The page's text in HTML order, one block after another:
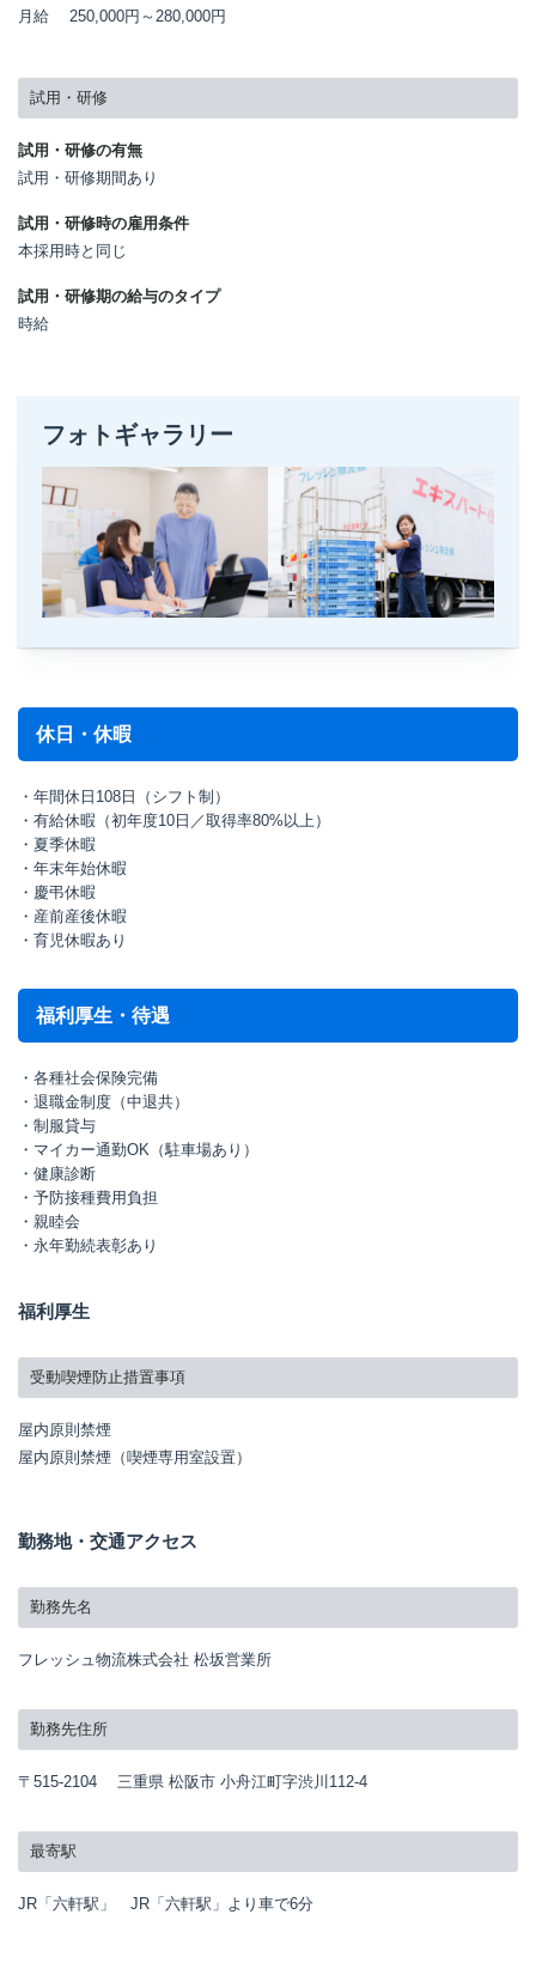
月給 250,000円～ 280,000円
試用・研修
試用・研修の有無
試用・研修期間あり
試用・研修時の雇用条件
本採用時と同じ
試用・研修期の給与のタイプ
時給
フォトギャラリー
休日・休暇
・年間休日108日（シフト制）
・有給休暇（初年度10日／取得率80%以上）
・夏季休暇
・年末年始休暇
・慶弔休暇
・産前産後休暇
・育児休暇あり
福利厚生・待遇
・各種社会保険完備
・退職金制度（中退共）
・制服貸与
・マイカー通勤OK（駐車場あり）
・健康診断
・予防接種費用負担
・親睦会
・永年勤続表彰あり
福利厚生
受動喫煙防止措置事項
屋内原則禁煙
屋内原則禁煙（喫煙専用室設置）
勤務地・交通アクセス
勤務先名
フレッシュ物流株式会社 松坂営業所
勤務先住所
〒515-2104 三重県 松阪市 小舟江町字渋川112-4
最寄駅
JR「六軒駅」 JR「六軒駅」より車で6分